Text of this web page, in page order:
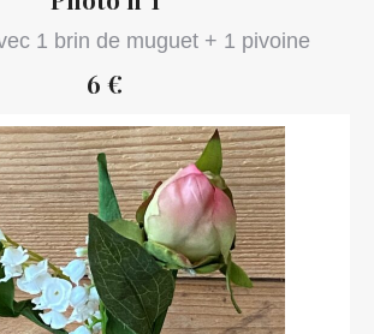
1 brin de muguet + 1 pivoine
6 €